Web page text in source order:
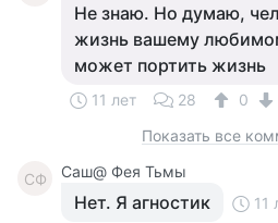
Не знаю. Но думаю,
жизнь вашему
может портить жизнь
11 лет 28
0
Показать все
СФ Саш@ Фея Тьмы
Нет. Я агностик 11